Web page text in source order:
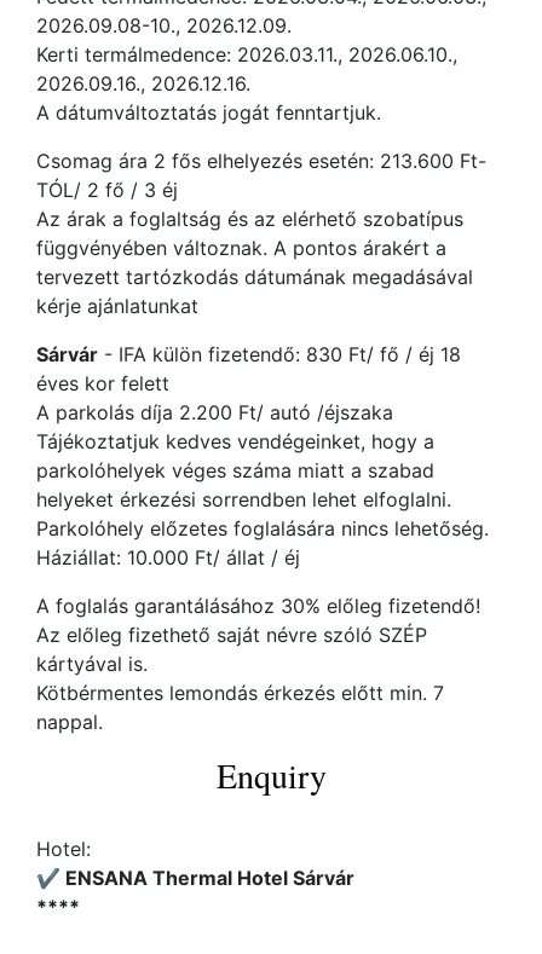
2026.09.08-10., 2026.12.09.
Kerti termálmedence: 2026.03.11., 2026.06.10.,
2026.09.16., 2026.12.16.
A dátumváltoztatás jogát fenntartjuk.
Csomag ára 2 fős elhelyezés esetén: 213.600 Ft-
TÓL/ 2 fő / 3 éj
Az árak a foglaltság és az elérhető szobatípus
függvényében változnak. A pontos árakért a
tervezett tartózkodás dátumának megadásával
kérje ajánlatunkat
Sárvár - IFA külön fizetendő: 830 Ft/ fő / éj 18
éves kor felett
A parkolás díja 2.200 Ft/ autó /éjszaka
Tájékoztatjuk kedves vendégeinket, hogy a
parkolóhelyek véges száma miatt a szabad
helyeket érkezési sorrendben lehet elfoglalni.
Parkolóhely előzetes foglalására nincs lehetőség.
Háziállat: 10.000 Ft/ állat / éj
A foglalás garantálásához 30% előleg fizetendő!
Az előleg fizethető saját névre szóló SZÉP
kártyával is.
Kötbérmentes lemondás érkezés előtt min. 7
nappal.
Enquiry
Hotel:
✔️ ENSANA Thermal Hotel Sárvár
****